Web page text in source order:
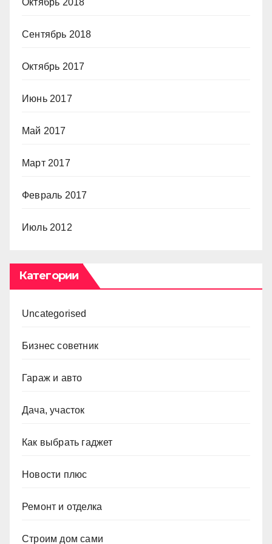
Сентябрь 2018
Октябрь 2017
Июнь 2017
Май 2017
Март 2017
Февраль 2017
Июль 2012
Категории
Uncategorised
Бизнес советник
Гараж и авто
Дача, участок
Как выбрать гаджет
Новости плюс
Ремонт и отделка
Строим дом сами